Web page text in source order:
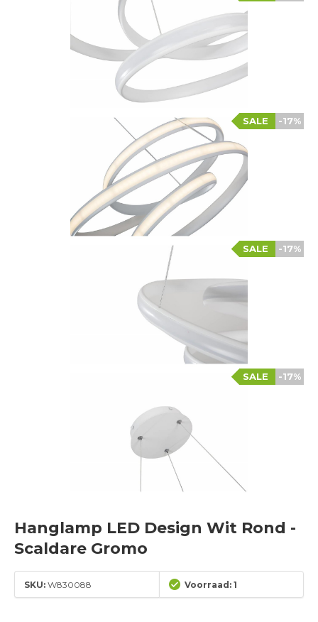
-17%
SALE
-17%
SALE
-17%
SALE
Hanglamp LED Design Wit Rond -
Scaldare Gromo
SKU: W830088 Voorraad: 1